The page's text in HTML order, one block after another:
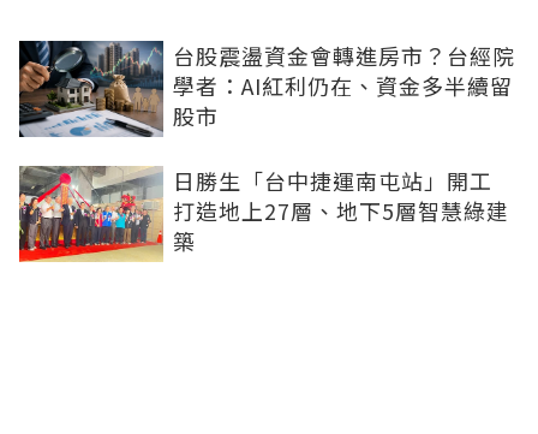
台股震盪資金會轉進房市？台經院
學者：AI紅利仍在、資金多半續留
股市
日勝生「台中捷運南屯站」開工
打造地上27層、地下5層智慧綠建
築